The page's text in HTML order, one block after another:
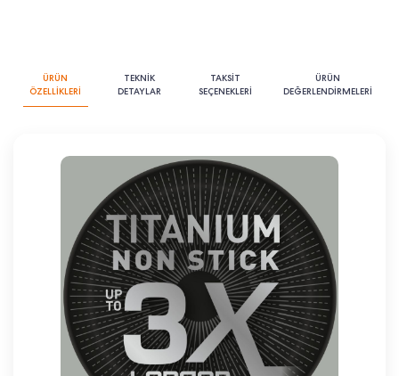
ÜRÜN
ÖZELLİKLERİ
TEKNİK
DETAYLAR
TAKSİT
SEÇENEKLERİ
ÜRÜN
DEĞERLENDİRMELERİ